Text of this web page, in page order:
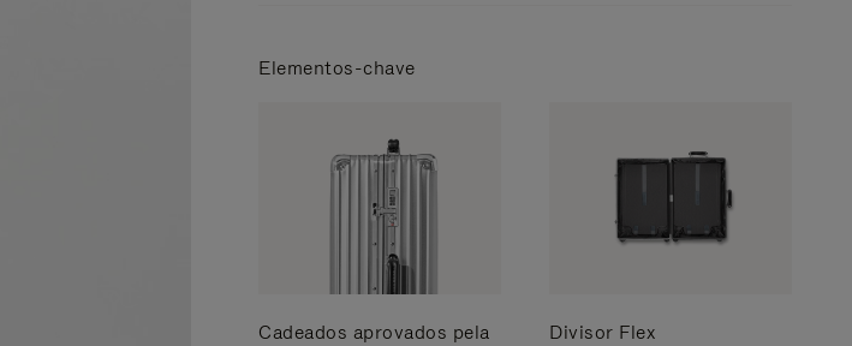
Elementos-chave
Cadeados aprovados pela
Divisor Flex